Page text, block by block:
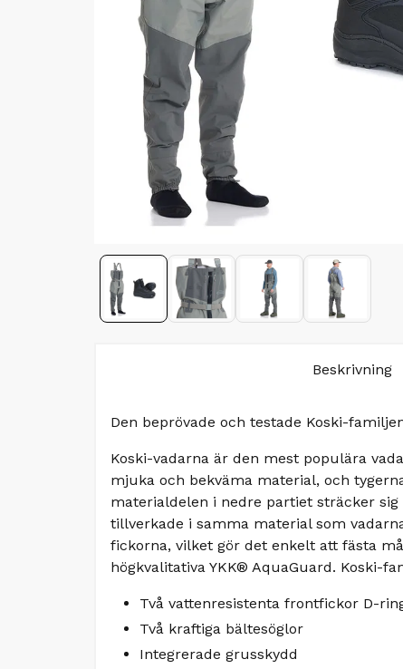
Beskrivning
Den beprövade och testade Koski-
Koski-vadarna är den mest populära
mjuka och bekväma material, och
materialdelen i nedre partiet sträcker
tillverkade i samma material som
fickorna, vilket gör det enkelt att fästa
högkvalitativa YKK® AquaGuard. Koski-
Två vattenresistenta frontfickor D-
Två kraftiga bältesöglor
Integrerade grusskydd